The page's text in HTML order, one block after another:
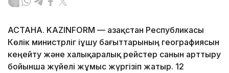
АСТАНА. KAZINFORM — Қазақстан Республикасы
Көлік министрліг іұшу бағыттарының географиясын
кеңейту және халықаралық рейстер санын арттыру
бойынша жүйелі жұмыс жүргізіп жатыр. 12